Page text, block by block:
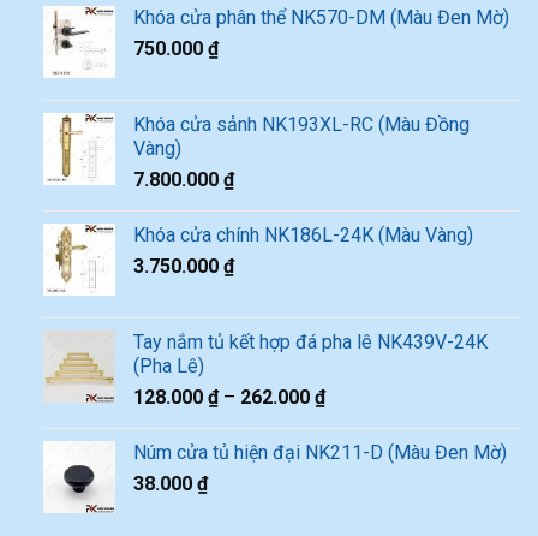
Khóa cửa phân thể NK570-DM (Màu Đen Mờ)
750.000 ₫
Khóa cửa sảnh NK193XL-RC (Màu Đồng
Vàng)
7.800.000 ₫
Khóa cửa chính NK186L-24K (Màu Vàng)
3.750.000 ₫
Tay nắm tủ kết hợp đá pha lê NK439V-24K
(Pha Lê)
128.000 ₫– 262.000 ₫
Núm cửa tủ hiện đại NK211-D (Màu Đen Mờ)
38.000 ₫